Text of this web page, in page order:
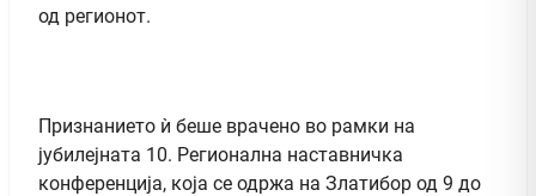
од регионот.
Признанието ѝ беше врачено во рамки на
јубилејната 10. Регионална наставничка
конференција, која се одржа на Златибор од 9 до